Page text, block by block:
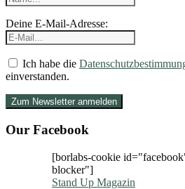
Deine E-Mail-Adresse:
Ich habe die
einverstanden.
Our Facebook
[borlabs-cookie
blocker"]
Stand Up Magazin